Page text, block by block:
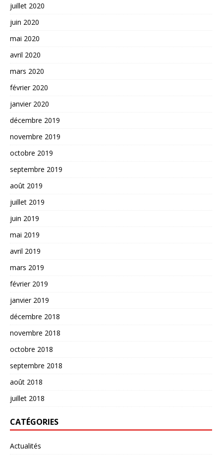
juillet 2020
juin 2020
mai 2020
avril 2020
mars 2020
février 2020
janvier 2020
décembre 2019
novembre 2019
octobre 2019
septembre 2019
août 2019
juillet 2019
juin 2019
mai 2019
avril 2019
mars 2019
février 2019
janvier 2019
décembre 2018
novembre 2018
octobre 2018
septembre 2018
août 2018
juillet 2018
CATÉGORIES
Actualités